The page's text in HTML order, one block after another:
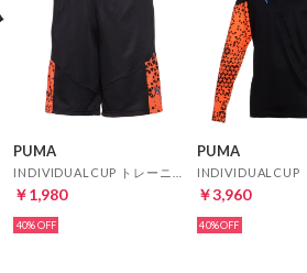
PUMA
￥1,980
40%
PUMA
￥3,960
40%